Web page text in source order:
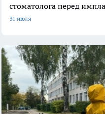
стоматолога перед
31 июля